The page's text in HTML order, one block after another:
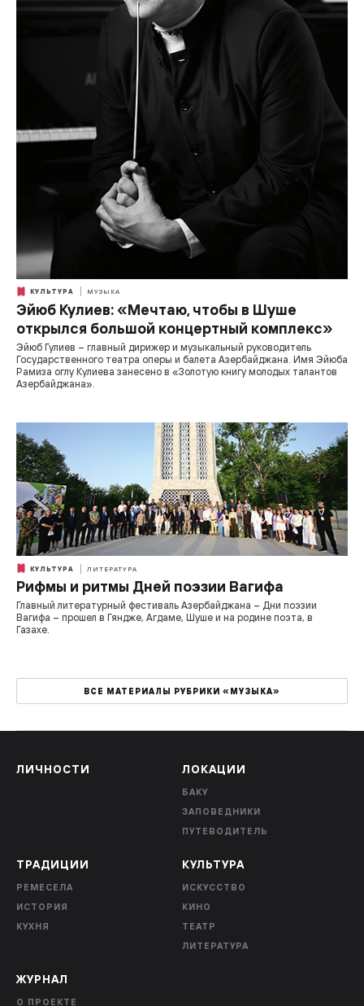
КУЛЬТУРА МУЗЫКА
Эйюб Кулиев: «Мечтаю, чтобы в Шуше
открылся большой концертный комплекс»
Эйюб Гулиев – главный дирижер и музыкальный руководитель
Государственного театра оперы и балета Азербайджана. Имя Эйюба
Рамиза оглу Кулиева занесено в «Золотую книгу молодых талантов
Азербайджана».
КУЛЬТУРА ЛИТЕРАТУРА
Рифмы и ритмы Дней поэзии Вагифа
Главный литературный фестиваль Азербайджана – Дни поэзии
Вагифа – прошел в Гяндже, Агдаме, Шуше и на родине поэта, в
Газахе.
ВСЕ МАТЕРИАЛЫ РУБРИКИ «МУЗЫКА»
ЛИЧНОСТИ ЛОКАЦИИ
БАКУ
ЗАПОВЕДНИКИ
ПУТЕВОДИТЕЛЬ
ТРАДИЦИИ
РЕМЕСЕЛА
ИСТОРИЯ
КУХНЯ
КУЛЬТУРА
ИСКУССТВО
КИНО
ТЕАТР
ЛИТЕРАТУРА
ЖУРНАЛ
О ПРОЕКТЕ